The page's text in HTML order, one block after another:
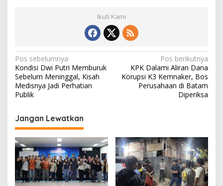
Ikuti Kami
Navigasi
pos
Pos sebelumnya
Kondisi Dwi Putri Memburuk
Sebelum Meninggal, Kisah
Medisnya Jadi Perhatian
Publik
Pos berikutnya
KPK Dalami Aliran Dana
Korupsi K3 Kemnaker, Bos
Perusahaan di Batam
Diperiksa
Jangan Lewatkan